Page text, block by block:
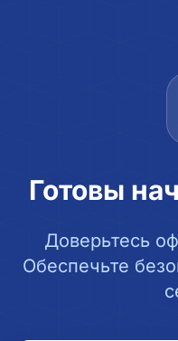
Готовы
Доверьтесь
Обеспечьте